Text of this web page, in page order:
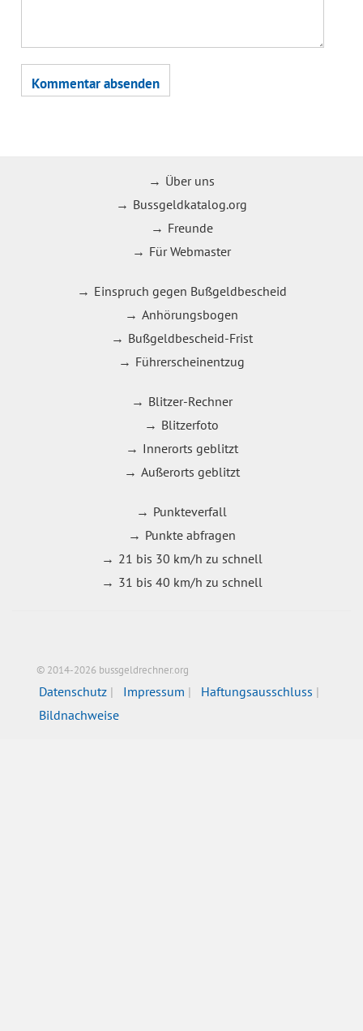
Über uns
Bussgeldkatalog.org
Freunde
Für Webmaster
Einspruch gegen Bußgeldbescheid
Anhörungsbogen
Bußgeldbescheid-Frist
Führerscheinentzug
Blitzer-Rechner
Blitzerfoto
Innerorts geblitzt
Außerorts geblitzt
Punkteverfall
Punkte abfragen
21 bis 30 km/h zu schnell
31 bis 40 km/h zu schnell
© 2014-2026 bussgeldrechner.org
Datenschutz Impressum
Haftungsausschluss
Bildnachweise